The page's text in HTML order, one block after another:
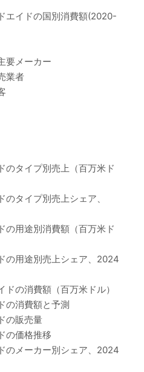
エイドの国別消費額(2020-
要メーカー
業者
のタイプ別売上（百万米ド
のタイプ別売上シェア、
の用途別消費額（百万米ド
の用途別売上シェア、2024
ドの消費額（百万米ドル）
の消費額と予測
の販売量
の価格推移
のメーカー別シェア、2024